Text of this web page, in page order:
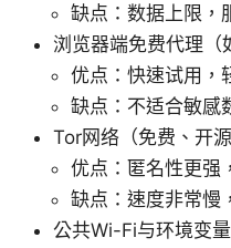
缺点：数据上限，
浏览器端免费代理（
优点：快速试用，
缺点：不适合敏感
Tor网络（免费、开源
优点：匿名性更强
缺点：速度非常慢
公共Wi-Fi与环境变量